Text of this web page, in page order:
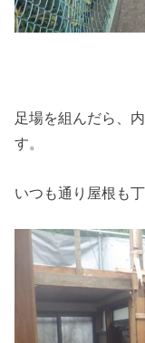
足場を組んだら、
す。
いつも通り屋根も